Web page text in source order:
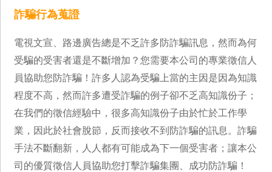
詐騙行為蒐證
電視文宣、路邊廣告總是不乏許多防詐騙訊息，然而為何
受騙的受害者還是不斷增加？您需要本公司的專業徵信人
員協助您防詐騙！許多人認為受騙上當的主因是因為知識
程度不高，然而許多遭受詐騙的例子卻不乏高知識份子；
在我們的徵信經驗中，很多高知識份子由於忙於工作學
業，因此於社會脫節，反而接收不到防詐騙的訊息。詐騙
手法不斷翻新，人人都有可能成為下一個受害者；讓本公
司的優質徵信人員協助您打擊詐騙集團、成功防詐騙！